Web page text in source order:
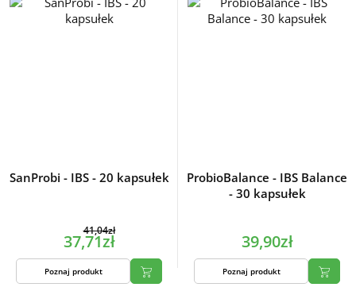
SanProbi - IBS - 20 kapsułek
41,04zł
37,71zł
Poznaj produkt
ProbioBalance - IBS Balance
- 30 kapsułek
39,90zł
Poznaj produkt